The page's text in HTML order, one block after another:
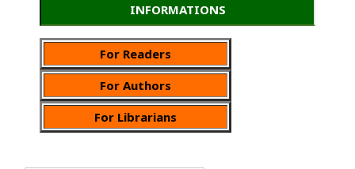
INFORMATIONS
For Readers
For Authors
For Librarians